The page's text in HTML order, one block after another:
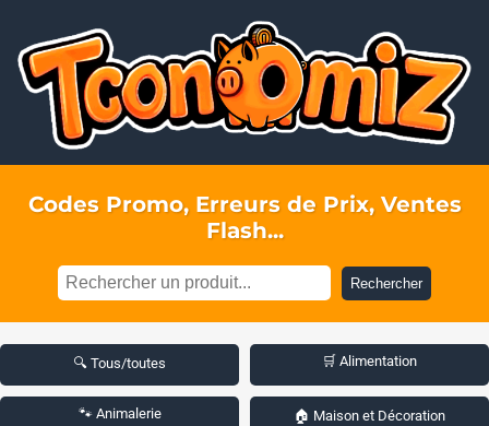
Codes Promo, Erreurs de Prix, Ventes
Flash...
Rechercher
🔍 Tous/toutes 🛒 Alimentation
🐾 Animalerie 🏠 Maison et Décoration